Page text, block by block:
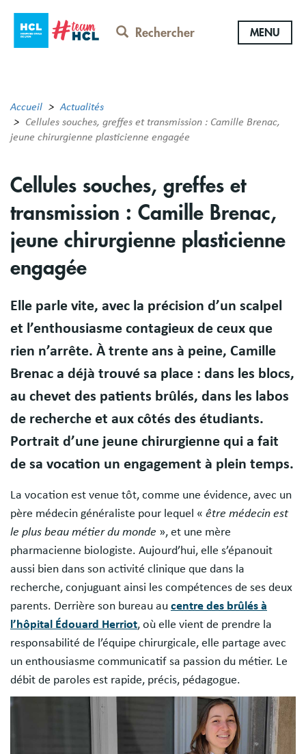
contenu
Rechercher MENU
Accueil
Actualités
Cellules souches, greffes et transmission : Camille Brenac,
jeune chirurgienne plasticienne engagée
Cellules souches, greffes et
transmission : Camille Brenac,
jeune chirurgienne plasticienne
engagée
Elle parle vite, avec la précision d’un scalpel
et l’enthousiasme contagieux de ceux que
rien n’arrête. À trente ans à peine, Camille
Brenac a déjà trouvé sa place : dans les blocs,
au chevet des patients brûlés, dans les labos
de recherche et aux côtés des étudiants.
Portrait d’une jeune chirurgienne qui a fait
de sa vocation un engagement à plein temps.
La vocation est venue tôt, comme une évidence, avec un
père médecin généraliste pour lequel « être médecin est
le plus beau métier du monde », et une mère
pharmacienne biologiste. Aujourd’hui, elle s’épanouit
aussi bien dans son activité clinique que dans la
recherche, conjuguant ainsi les compétences de ses deux
parents. Derrière son bureau au centre des brûlés à
l’hôpital Édouard Herriot, où elle vient de prendre la
responsabilité de l’équipe chirurgicale, elle partage avec
un enthousiasme communicatif sa passion du métier. Le
débit de paroles est rapide, précis, pédagogue.
Image